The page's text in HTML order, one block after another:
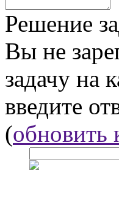
Решение
Вы не
задачу на
введите
(обновить